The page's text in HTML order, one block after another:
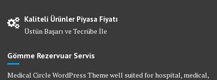
Kaliteli Ürünler Piyasa Fiyatı
Üstün Başarı ve Tecrübe İle
Gömme Rezervuar Servis
Medical Circle WordPress Theme well suited for hospital, medical,